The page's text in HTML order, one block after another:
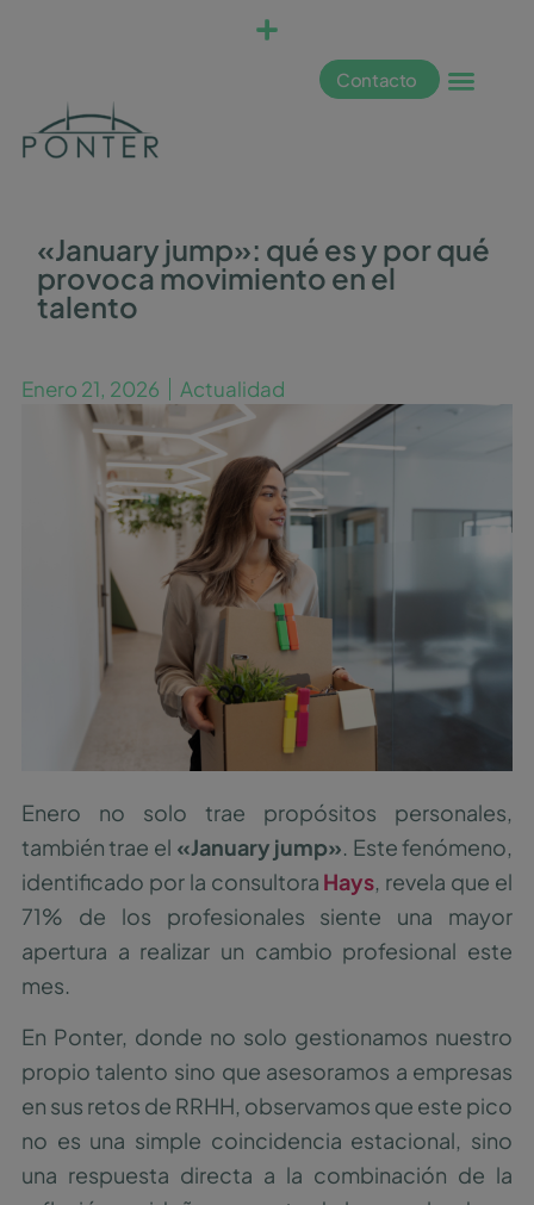
Contacto
«January jump»: qué es y por qué
provoca movimiento en el
talento
Enero 21, 2026 Actualidad
Enero no solo trae propósitos personales,
también trae el «January jump». Este fenómeno,
identificado por la consultora Hays, revela que el
71% de los profesionales siente una mayor
apertura a realizar un cambio profesional este
mes.
En Ponter, donde no solo gestionamos nuestro
propio talento sino que asesoramos a empresas
en sus retos de RRHH, observamos que este pico
no es una simple coincidencia estacional, sino
una respuesta directa a la combinación de la